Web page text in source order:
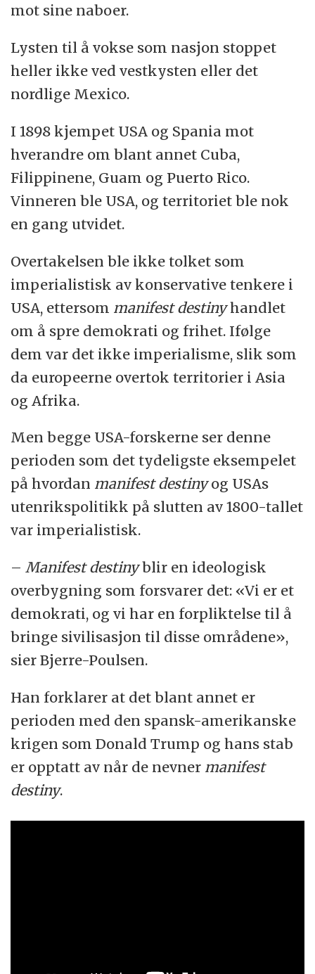
mot sine naboer.
Lysten til å vokse som nasjon stoppet
heller ikke ved vestkysten eller det
nordlige Mexico.
I 1898 kjempet USA og Spania mot
hverandre om blant annet Cuba,
Filippinene, Guam og Puerto Rico.
Vinneren ble USA, og territoriet ble nok
en gang utvidet.
Overtakelsen ble ikke tolket som
imperialistisk av konservative tenkere i
USA, ettersom manifest destinyhandlet
om å spre demokrati og frihet. Ifølge
dem var det ikke imperialisme, slik som
da europeerne overtok territorier i Asia
og Afrika.
Men begge USA-forskerne ser denne
perioden som det tydeligste eksempelet
på hvordan manifest destinyog USAs
utenrikspolitikk på slutten av 1800-tallet
var imperialistisk.
–Manifest destinyblir en ideologisk
overbygning som forsvarer det: «Vi er et
demokrati, og vi har en forpliktelse til å
bringe sivilisasjon til disse områdene»,
sier Bjerre-Poulsen.
Han forklarer at det blant annet er
perioden med den spansk-amerikanske
krigen som Donald Trump og hans stab
er opptatt av når de nevner manifest
destiny.